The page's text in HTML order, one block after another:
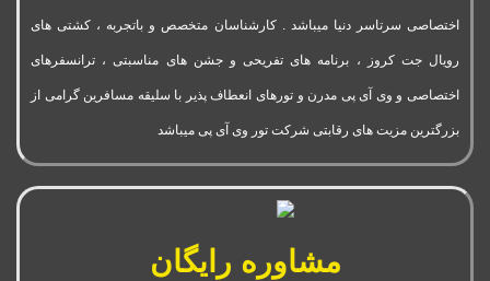
اختصاصی سرتاسر دنیا میباشد . کارشناسان متخصص و باتجربه ، کشتی های
رویال جت کروز ، برنامه های تفریحی و جشن های مناسبتی ، ترانسفرهای
اختصاصی و وی آی پی مدرن و تورهای انعطاف پذیر با سلیقه مسافرین گرامی از
بزرگترین مزیت های رقابتی شرکت تور وی آی پی میباشد
مشاوره رایگان